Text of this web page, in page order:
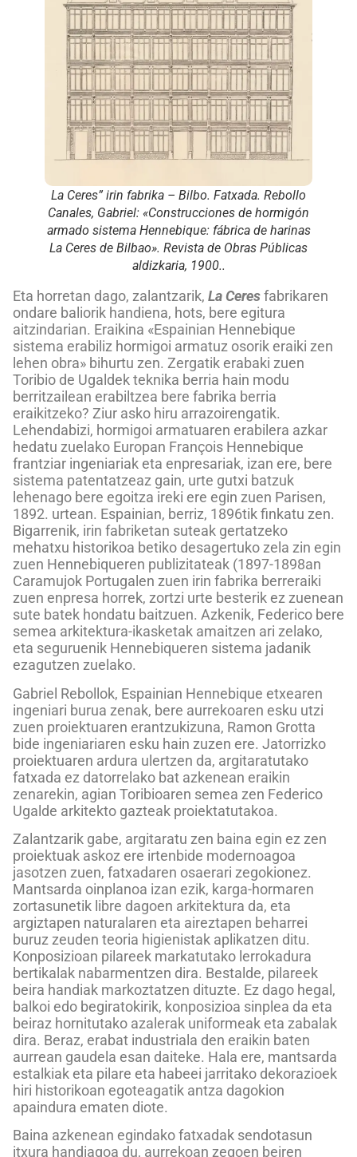
La Ceres” irin fabrika – Bilbo. Fatxada. Rebollo
Canales, Gabriel: «Construcciones de hormigón
armado sistema Hennebique: fábrica de harinas
La Ceres de Bilbao». Revista de Obras Públicas
aldizkaria, 1900..
Eta horretan dago, zalantzarik, La Ceres fabrikaren
ondare baliorik handiena, hots, bere egitura
aitzindarian. Eraikina «Espainian Hennebique
sistema erabiliz hormigoi armatuz osorik eraiki zen
lehen obra» bihurtu zen. Zergatik erabaki zuen
Toribio de Ugaldek teknika berria hain modu
berritzailean erabiltzea bere fabrika berria
eraikitzeko? Ziur asko hiru arrazoirengatik.
Lehendabizi, hormigoi armatuaren erabilera azkar
hedatu zuelako Europan François Hennebique
frantziar ingeniariak eta enpresariak, izan ere, bere
sistema patentatzeaz gain, urte gutxi batzuk
lehenago bere egoitza ireki ere egin zuen Parisen,
1892. urtean. Espainian, berriz, 1896tik finkatu zen.
Bigarrenik, irin fabriketan suteak gertatzeko
mehatxu historikoa betiko desagertuko zela zin egin
zuen Hennebiqueren publizitateak (1897-1898an
Caramujok Portugalen zuen irin fabrika berreraiki
zuen enpresa horrek, zortzi urte besterik ez zuenean
sute batek hondatu baitzuen. Azkenik, Federico bere
semea arkitektura-ikasketak amaitzen ari zelako,
eta seguruenik Hennebiqueren sistema jadanik
ezagutzen zuelako.
Gabriel Rebollok, Espainian Hennebique etxearen
ingeniari burua zenak, bere aurrekoaren esku utzi
zuen proiektuaren erantzukizuna, Ramon Grotta
bide ingeniariaren esku hain zuzen ere. Jatorrizko
proiektuaren ardura ulertzen da, argitaratutako
fatxada ez datorrelako bat azkenean eraikin
zenarekin, agian Toribioaren semea zen Federico
Ugalde arkitekto gazteak proiektatutakoa.
Zalantzarik gabe, argitaratu zen baina egin ez zen
proiektuak askoz ere irtenbide modernoagoa
jasotzen zuen, fatxadaren osaerari zegokionez.
Mantsarda oinplanoa izan ezik, karga-hormaren
zortasunetik libre dagoen arkitektura da, eta
argiztapen naturalaren eta aireztapen beharrei
buruz zeuden teoria higienistak aplikatzen ditu.
Konposizioan pilareek markatutako lerrokadura
bertikalak nabarmentzen dira. Bestalde, pilareek
beira handiak markoztatzen dituzte. Ez dago hegal,
balkoi edo begiratokirik, konposizioa sinplea da eta
beiraz hornitutako azalerak uniformeak eta zabalak
dira. Beraz, erabat industriala den eraikin baten
aurrean gaudela esan daiteke. Hala ere, mantsarda
estalkiak eta pilare eta habeei jarritako dekorazioek
hiri historikoan egoteagatik antza dagokion
apaindura ematen diote.
Baina azkenean egindako fatxadak sendotasun
itxura handiagoa du, aurrekoan zegoen beiren